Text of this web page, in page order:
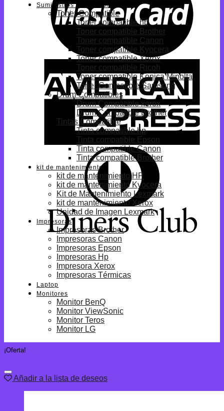
Suministros Compatibles
Toner Compatible
Toner compatible hp
Toner compatible Brother
Toner compatible Canon
Toner compatible Kyocera
Toner compatible Xerox
Toner compatible Ricoh
Toner compatible Konica Minolta
Toner Compatible Samsung
Drum Compatibles
Drum Compatible xerox
Drum Compatible Brother
Tintas Compatible
Tinta compatible hp
Tinta compatible Epson
Tinta compatible Canon
Tinta compatible Brother
kit de mantenimiento
kit de mantenimiento HP
kit de mantenimiento Kyocera
Kit de Mantenimiento Lexmark
kit de mantenimiento Xerox
Unidad de Imagen Lexmark
Impresoras
Impresoras Brother
Impresoras Canon
Impresoras Epson
Impresoras Hp
Impresora Xerox
Impresoras Térmicas
Laptop
Monitores
Monitor BenQ
Monitor ViewSonic
Monitor Teros
Monitor LG
¡Oferta!
Añadir a la lista de deseos